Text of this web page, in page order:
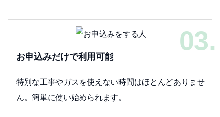
03.
お申込みだけで利用可能
特別な工事やガスを使えない時間はほとんどありませ
ん。簡単に使い始められます。